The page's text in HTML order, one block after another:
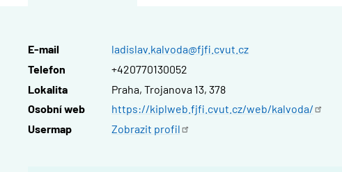
E-mail
ladislav.kalvoda@fjfi.cvut.cz
Telefon
+420770130052
Lokalita
Praha, Trojanova 13, 378
Osobní web
https://kiplweb.fjfi.cvut.cz/web/kalvoda/
Usermap
Zobrazit profil